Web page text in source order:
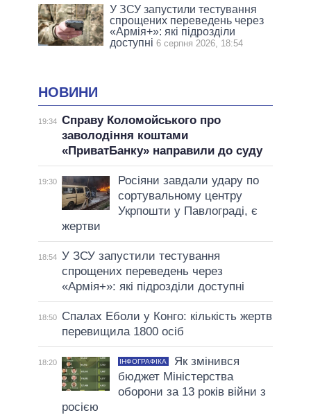
У ЗСУ запустили тестування
спрощених переведень через
«Армія+»: які підрозділи
доступні 6 серпня 2026, 18:54
НОВИНИ
19:34 Справу Коломойського про
заволодіння коштами
«ПриватБанку» направили до суду
19:30
Росіяни завдали удару по
сортувальному центру
Укрпошти у Павлограді, є
жертви
18:54 У ЗСУ запустили тестування
спрощених переведень через
«Армія+»: які підрозділи доступні
18:50
Спалах Еболи у Конго: кількість жертв
перевищила 1800 осіб
18:20 ІНФОГРАФІКА
Як змінився
бюджет Міністерства
оборони за 13 років війни з
росією